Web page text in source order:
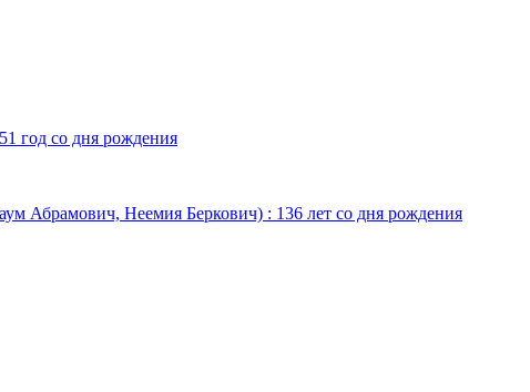
год со дня рождения
Абрамович, Неемия Беркович) : 136 лет со дня рождения